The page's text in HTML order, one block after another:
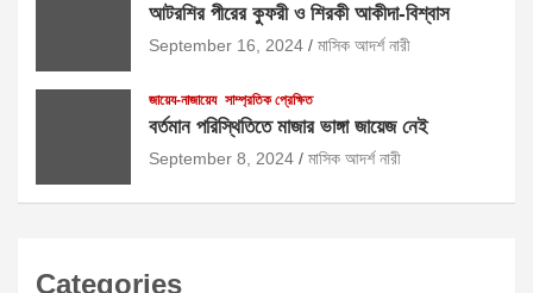
আটরশির পীরের কুফরী ও শিরকী আকীদা-বিশ্বাস
September 16, 2024 মাসিক আদর্শ নারী
জায়েয-নাজায়েয সাম্প্রতিক প্রেক্ষিত
বর্তমান পরিস্থিতিতে মাজার ভাঙ্গা জায়েজ নেই
September 8, 2024 মাসিক আদর্শ নারী
Categories